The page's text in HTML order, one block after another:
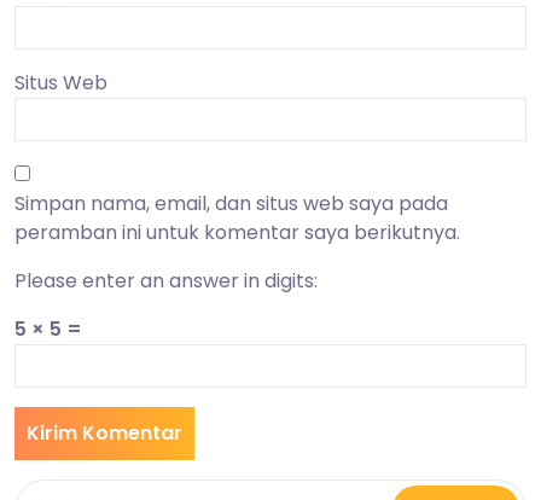
Situs Web
Simpan nama, email, dan situs web saya pada
peramban ini untuk komentar saya berikutnya.
Please enter an answer in digits:
5 × 5 =